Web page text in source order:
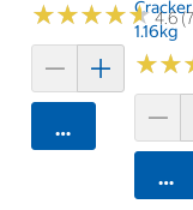
★★★★★
★★★★★4.6
카트에 담기
Cracker
1.16kg
★★
★★
카